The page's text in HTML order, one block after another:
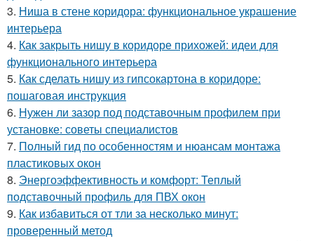
3. Ниша в стене коридора: функциональное украшение
интерьера
4. Как закрыть нишу в коридоре прихожей: идеи для
функционального интерьера
5. Как сделать нишу из гипсокартона в коридоре:
пошаговая инструкция
6. Нужен ли зазор под подставочным профилем при
установке: советы специалистов
7. Полный гид по особенностям и нюансам монтажа
пластиковых окон
8. Энергоэффективность и комфорт: Теплый
подставочный профиль для ПВХ окон
9. Как избавиться от тли за несколько минут:
проверенный метод